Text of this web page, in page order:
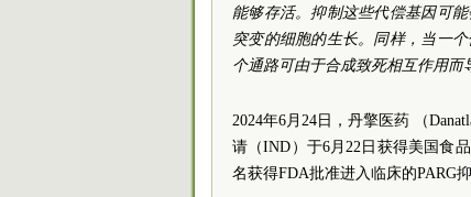
能够存活。抑制这些代偿基因可
突变的细胞的生长。同样，当一
个通路可由于合成致死相互作用而
2024年6月24日，丹擎医药 （
请（IND）于6月22日获得美国食
名获得FDA批准进入临床的PARG